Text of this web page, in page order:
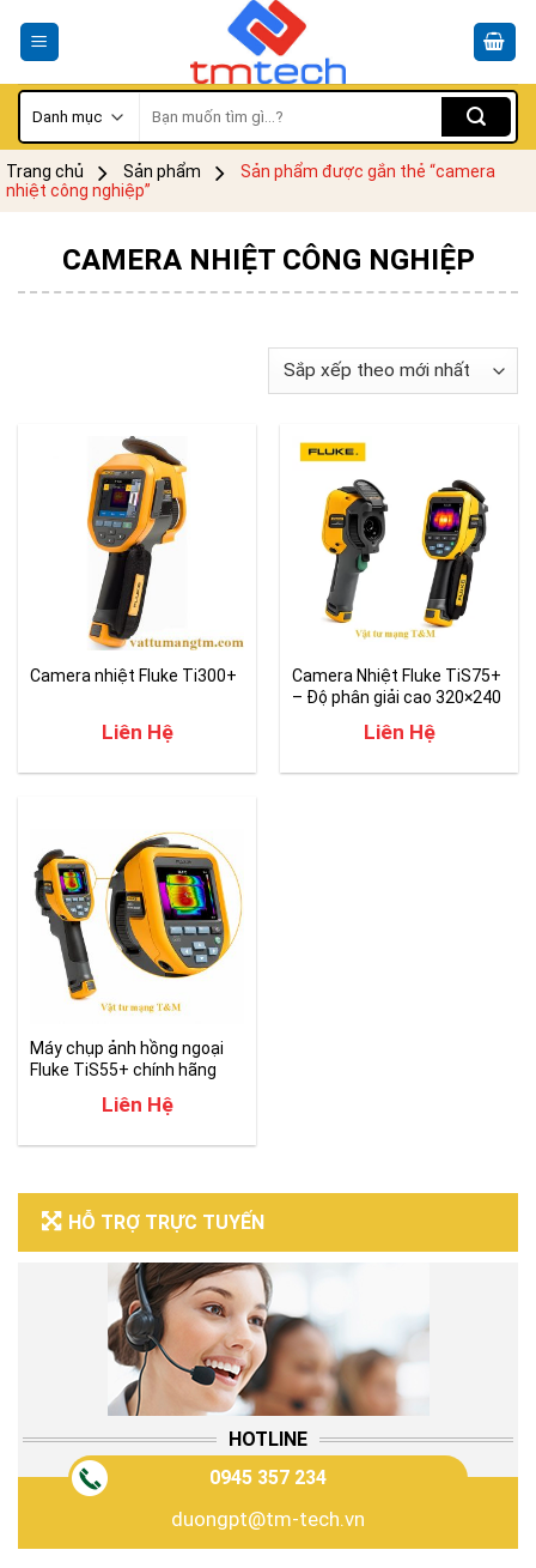
kiếm:
Trang chủ Sản phẩm
Sản phẩm được gắn thẻ “camera
nhiệt công nghiệp”
HỖ TRỢ TRỰC TUYẾN
HOTLINE
0945 357 234
duongpt@tm-tech.vn
CAMERA NHIỆT CÔNG NGHIỆP
Camera nhiệt Fluke Ti300+
Liên Hệ
Camera Nhiệt Fluke TiS75+
– Độ phân giải cao 320×240
Liên Hệ
Máy chụp ảnh hồng ngoại
Fluke TiS55+ chính hãng
Liên Hệ